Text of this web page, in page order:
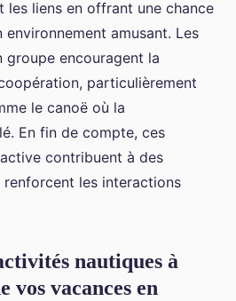
les liens en offrant une chance
amusant. Les
groupe encouragent la
particulièrement
le canoë où la
En fin de compte, ces
contribuent à des
les interactions
nautiques à
vos vacances en